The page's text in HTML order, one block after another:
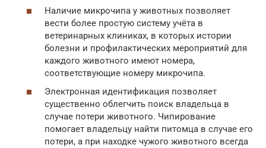
Наличие микрочипа у животных позволяет
вести более простую систему учёта в
ветеринарных клиниках, в которых истории
болезни и профилактических мероприятий для
каждого животного имеют номера,
соответствующие номеру микрочипа.
Электронная идентификация позволяет
существенно облегчить поиск владельца в
случае потери животного. Чипирование
помогает владельцу найти питомца в случае его
потери, а при находке чужого животного всегда